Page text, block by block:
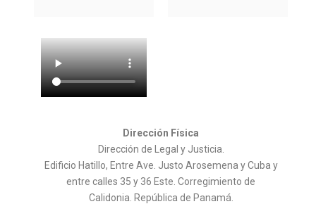
Dirección Física
Dirección de Legal y Justicia.
Edificio Hatillo, Entre Ave. Justo Arosemena y Cuba y
entre calles 35 y 36 Este. Corregimiento de
Calidonia. República de Panamá.